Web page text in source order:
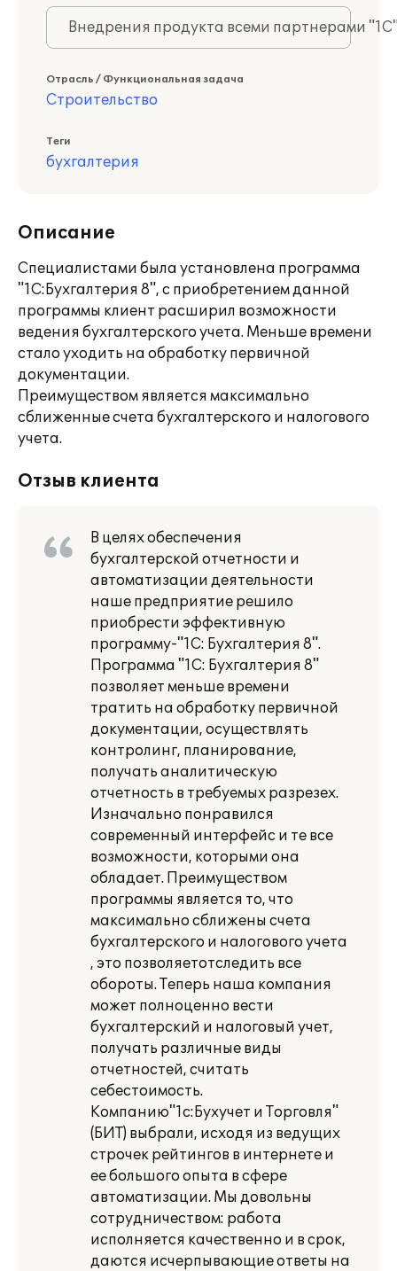
Внедрения продукта всеми партнерами
Отрасль / Функциональная задача
Строительство
Теги
бухгалтерия
Описание
Специалистами была установлена программа
"1С:Бухгалтерия 8", с приобретением данной
программы клиент расширил возможности
ведения бухгалтерского учета. Меньше времени
стало уходить на обработку первичной
документации.
Преимуществом является максимально
сближенные счета бухгалтерского и налогового
учета.
Отзыв клиента
В целях обеспечения
бухгалтерской отчетности и
автоматизации деятельности
наше предприятие решило
приобрести эффективную
программу-"1С: Бухгалтерия 8".
Программа "1С: Бухгалтерия 8"
позволяет меньше времени
тратить на обработку первичной
документации, осуществлять
контролинг, планирование,
получать аналитическую
отчетность в требуемых разрезех.
Изначально понравился
современный интерфейс и те все
возможности, которыми она
обладает. Преимуществом
программы является то, что
максимально сближены счета
бухгалтерского и налогового учета
, это позволяетотследить все
обороты. Теперь наша компания
может полноценно вести
бухгалтерский и налоговый учет,
получать различные виды
отчетностей, считать
себестоимость.
Компанию"1с:Бухучет и Торговля"
(БИТ) выбрали, исходя из ведущих
строчек рейтингов в интернете и
ее большого опыта в сфере
автоматизации. Мы довольны
сотрудничеством: работа
исполняется качественно и в срок,
даются исчерпывающие ответы на